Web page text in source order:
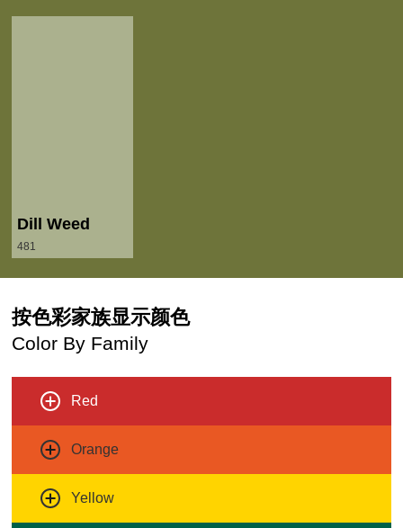
Dill Weed
481
按色彩家族显示颜色
Color By Family
Red
Orange
Yellow